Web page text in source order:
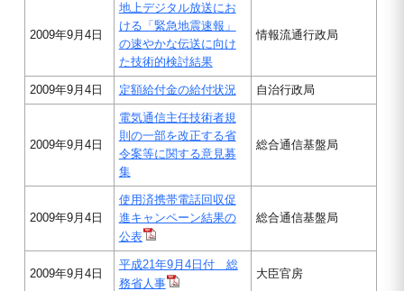
2009年9月4日
地上デジタル放送にお
ける「緊急地震速報」
の速やかな伝送に向け
た技術的検討結果
情報流通行政局
2009年9月4日 定額給付金の給付状況 自治行政局
2009年9月4日
電気通信主任技術者規
則の一部を改正する省
令案等に関する意見募
集
総合通信基盤局
2009年9月4日
使用済携帯電話回収促
進キャンペーン結果の
公表
総合通信基盤局
2009年9月4日
平成21年9月4日付 総
務省人事
大臣官房